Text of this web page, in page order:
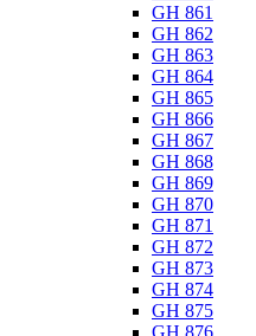
GH 861
GH 862
GH 863
GH 864
GH 865
GH 866
GH 867
GH 868
GH 869
GH 870
GH 871
GH 872
GH 873
GH 874
GH 875
GH 876